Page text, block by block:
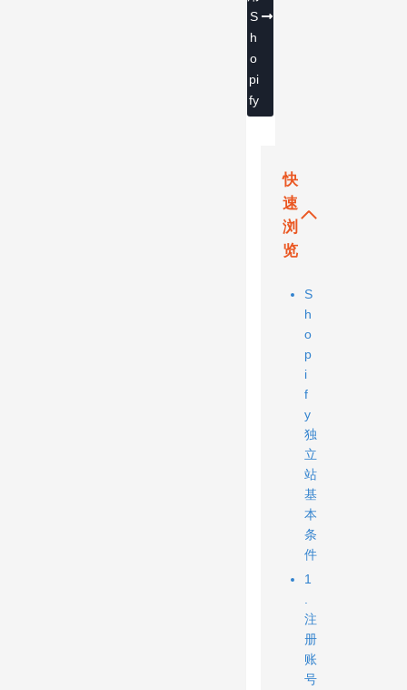
S
h
o
pi
fy
快
速
浏
览
S
h
o
p
i
f
y
独
立
站
基
本
条
件
1
注
册
账
号